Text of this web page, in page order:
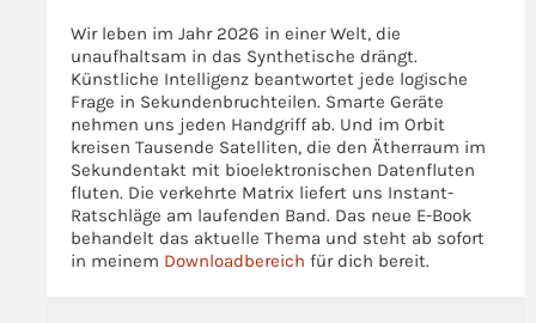
Wir leben im Jahr 2026 in einer Welt, die
unaufhaltsam in das Synthetische drängt.
Künstliche Intelligenz beantwortet jede logische
Frage in Sekundenbruchteilen. Smarte Geräte
nehmen uns jeden Handgriff ab. Und im Orbit
kreisen Tausende Satelliten, die den Ätherraum im
Sekundentakt mit bioelektronischen Datenfluten
fluten. Die verkehrte Matrix liefert uns Instant-
Ratschläge am laufenden Band. Das neue E-Book
behandelt das aktuelle Thema und steht ab sofort
in meinem Downloadbereich für dich bereit.